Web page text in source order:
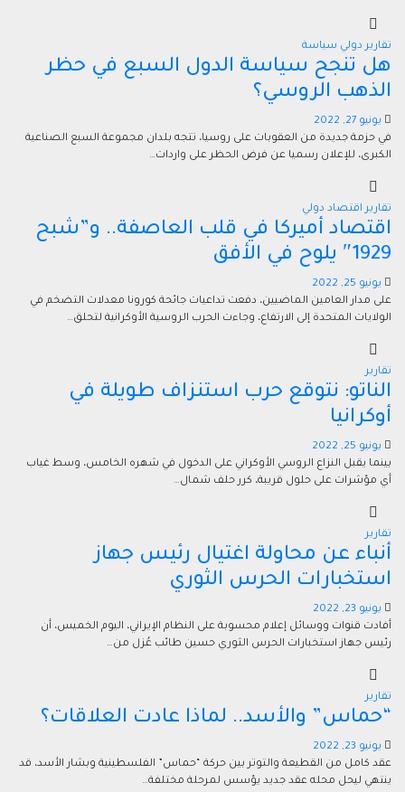
تقارير دولي سياسة
هل تنجح سياسة الدول السبع في حظر
الذهب الروسي؟
يونيو 27, 2022
في حزمة جديدة من العقوبات على روسيا، تتجه بلدان مجموعة السبع الصناعية
الكبرى، للإعلان رسميا عن فرض الحظر على واردات…
تقارير اقتصاد دولي
اقتصاد أميركا في قلب العاصفة.. و”شبح
1929″ يلوح في الأفق
يونيو 25, 2022
على مدار العامين الماضيين، دفعت تداعيات جائحة كورونا معدلات التضخم في
الولايات المتحدة إلى الارتفاع، وجاءت الحرب الروسية الأوكرانية لتحلق…
تقارير
الناتو: نتوقع حرب استنزاف طويلة في
أوكرانيا
يونيو 25, 2022
بينما يقبل النزاع الروسي الأوكراني على الدخول في شهره الخامس، وسط غياب
أي مؤشرات على حلول قريبة، كرر حلف شمال…
تقارير
أنباء عن محاولة اغتيال رئيس جهاز
استخبارات الحرس الثوري
يونيو 23, 2022
أفادت قنوات ووسائل إعلام محسوبة على النظام الإيراني، اليوم الخميس، أن
رئيس جهاز استخبارات الحرس الثوري حسين طائب عُزل من…
تقارير
“حماس” والأسد.. لماذا عادت العلاقات؟
يونيو 23, 2022
عقد كامل من القطيعة والتوتر بين حركة “حماس” الفلسطينية وبشار الأسد، قد
ينتهي ليحل محله عقد جديد يؤسس لمرحلة مختلفة…